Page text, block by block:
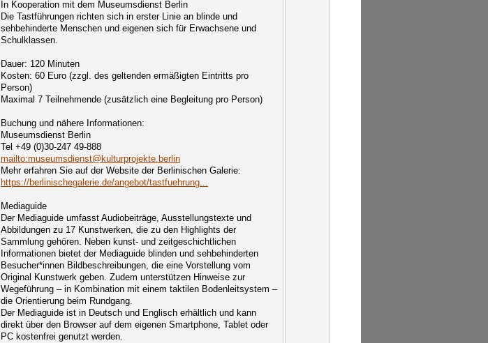
In Kooperation mit dem Museumsdienst Berlin
Die Tastführungen richten sich in erster Linie an blinde und
sehbehinderte Menschen und eigenen sich für Erwachsene und
Schulklassen.
Dauer: 120 Minuten
Kosten: 60 Euro (zzgl. des geltenden ermäßigten Eintritts pro
Person)
Maximal 7 Teilnehmende (zusätzlich eine Begleitung pro Person)
Buchung und nähere Informationen:
Museumsdienst Berlin
Tel +49 (0)30-247 49-888
mailto:museumsdienst@kulturprojekte.berlin
Mehr erfahren Sie auf der Website der Berlinischen Galerie:
https://berlinischegalerie.de/angebot/tastfuehrung...
Mediaguide
Der Mediaguide umfasst Audiobeiträge, Ausstellungstexte und
Abbildungen zu 17 Kunstwerken, die zu den Highlights der
Sammlung gehören. Neben kunst- und zeitgeschichtlichen
Informationen bietet der Mediaguide blinden und sehbehinderten
Besucher*innen Bildbeschreibungen, die eine Vorstellung vom
Original Kunstwerk geben. Zudem unterstützen Hinweise zur
Wegeführung – in Kombination mit einem taktilen Bodenleitsystem –
die Orientierung beim Rundgang.
Der Mediaguide ist in Deutsch und Englisch erhältlich und kann
direkt über den Browser auf dem eigenen Smartphone, Tablet oder
PC kostenfrei genutzt werden.